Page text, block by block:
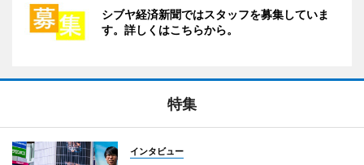
シブヤ経済新聞ではスタッフを募集していま
す。詳しくはこちらから。
特集
インタビュー